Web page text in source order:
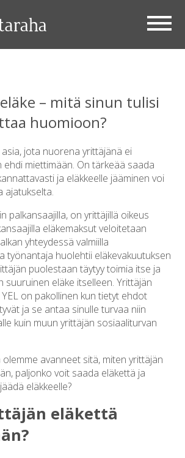
– mitä sinun tulisi
huomioon?
jota nuorena yrittäjänä ei
miettimään. On tärkeää saada
ja eläkkeelle jääminen voi
ajatukselta.
palkansaajilla, on yrittäjillä oikeus
eläkemaksut veloitetaan
yhteydessä valmiilla
työnantaja huolehtii eläkevakuutuksen
puolestaan täytyy toimia itse ja
suuruinen eläke itselleen. Yrittäjän
on pakollinen kun tietyt ehdot
ja se antaa sinulle turvaa niin
kuin muun yrittäjän sosiaaliturvan
avanneet sitä, miten yrittäjän
paljonko voit saada eläkettä ja
eläkkeelle?
eläkettä